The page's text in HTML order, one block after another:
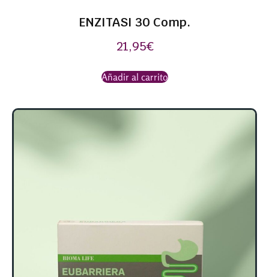
ENZITASI 30 Comp.
21,95€
Añadir al carrito